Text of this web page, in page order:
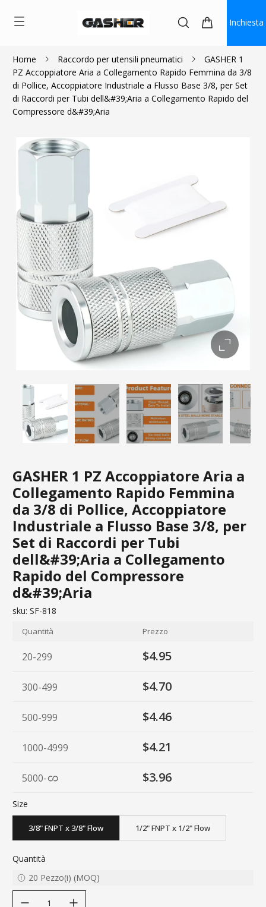
Inchiesta
Home Raccordo per utensili pneumatici
GASHER 1
PZ Accoppiatore Aria a Collegamento Rapido Femmina da 3/8
di Pollice, Accoppiatore Industriale a Flusso Base 3/8, per Set
di Raccordi per Tubi dell&#39;Aria a Collegamento Rapido del
Compressore d&#39;Aria
GASHER 1 PZ Accoppiatore Aria a
Collegamento Rapido Femmina
da 3/8 di Pollice, Accoppiatore
Industriale a Flusso Base 3/8, per
Set di Raccordi per Tubi
dell&#39;Aria a Collegamento
Rapido del Compressore
d&#39;Aria
$5.50 $4.95
sku: SF-818
Quantità Prezzo
20-299 $4.95
300-499 $4.70
500-999 $4.46
1000-4999 $4.21
5000- $3.96
Size
3/8" FNPT x 3/8" Flow 1/2" FNPT x 1/2" Flow
Quantità
20 Pezzo(i) (MOQ)